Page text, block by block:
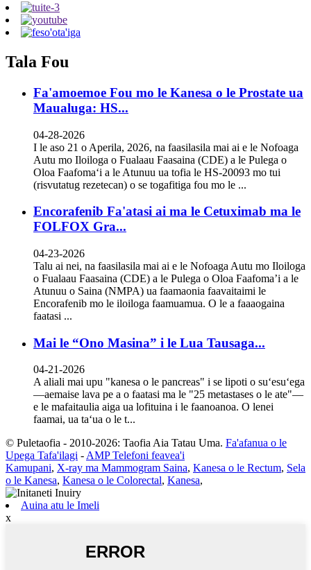
Tala Fou
Fa'amoemoe Fou mo le Kanesa o le Prostate ua
Maualuga: HS...
04-28-2026
I le aso 21 o Aperila, 2026, na faasilasila mai ai e le Nofoaga
Autu mo Iloiloga o Fualaau Faasaina (CDE) a le Pulega o
Oloa Faafomaʻi a le Atunuu ua tofia le HS-20093 mo tui
(risvutatug rezetecan) o se togafitiga fou mo le ...
Encorafenib Fa'atasi ai ma le Cetuximab ma le
FOLFOX Gra...
04-23-2026
Talu ai nei, na faasilasila mai ai e le Nofoaga Autu mo Iloiloga
o Fualaau Faasaina (CDE) a le Pulega o Oloa Faafoma’i a le
Atunuu o Saina (NMPA) ua faamaonia faavaitaimi le
Encorafenib mo le iloiloga faamuamua. O le a faaaogaina
faatasi ...
Mai le “Ono Masina” i le Lua Tausaga...
04-21-2026
A aliali mai upu "kanesa o le pancreas" i se lipoti o suʻesuʻega
—aemaise lava pe a o faatasi ma le "25 metastases o le ate"—
e le mafaitaulia aiga ua lofituina i le faanoanoa. O lenei
faamai, ua taʻua o le t...
© Puletaofia - 2010-2026: Taofia Aia Tatau Uma. Fa'afanua o le
Upega Tafa'ilagi -AMP Telefoni feavea'i
Kamupani, X-ray ma Mammogram Saina, Kanesa o le Rectum, Sela
o le Kanesa, Kanesa o le Colorectal, Kanesa,
Auina atu le Imeli
x